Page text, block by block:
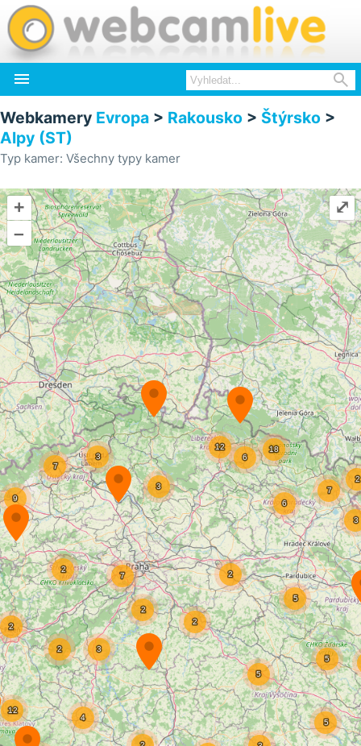
 
Webkamery Evropa > Rakousko > Štýrsko >
Alpy (ST)
Typ kamer: Všechny typy kamer
+
–
⤢